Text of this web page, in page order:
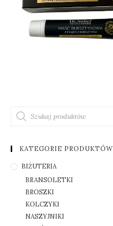
KATEGORIE PRODUKTÓW
BIŻUTERIA
BRANSOLETKI
BROSZKI
KOLCZYKI
NASZYJNIKI